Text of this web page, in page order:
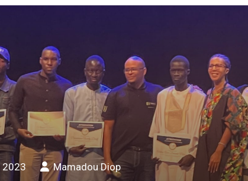
2023 Mamadou Diop